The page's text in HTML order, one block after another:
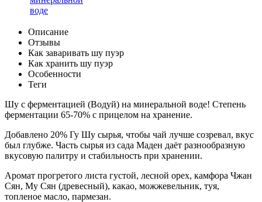
Описание
Отзывы
Как заваривать шу пуэр
Как хранить шу пуэр
Особенности
Теги
Шу с ферментацией (Водуй) на минеральной воде! Степень
ферментации 65-70% с прицелом на хранение.
Добавлено 20% Гу Шу сырья, чтобы чай лучше созревал, вкус
был глубже. Часть сырья из сада Маден даёт разнообразную
вкусовую палитру и стабильность при хранении.
Аромат прогретого листа густой, лесной орех, камфора Чжан
Сян, Му Сян (древесный), какао, можжевельник, туя,
топленое масло, пармезан.